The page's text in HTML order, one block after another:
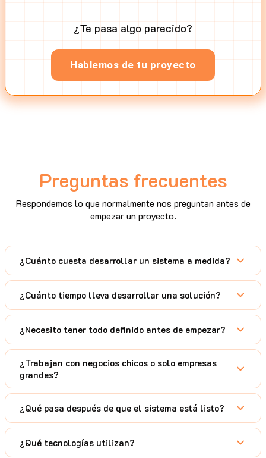
¿Te pasa algo parecido?
Hablemos de tu proyecto
Preguntas frecuentes
Respondemos lo que normalmente nos preguntan antes de
empezar un proyecto.
¿Cuánto cuesta desarrollar un sistema a medida?
¿Cuánto tiempo lleva desarrollar una solución?
¿Necesito tener todo definido antes de empezar?
¿Trabajan con negocios chicos o solo empresas
grandes?
¿Qué pasa después de que el sistema está listo?
¿Qué tecnologías utilizan?